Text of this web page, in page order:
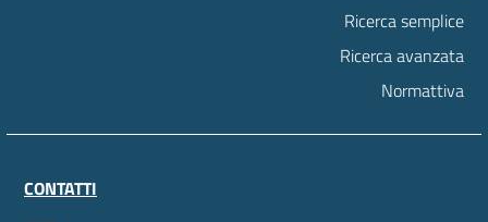
Ricerca semplice
Ricerca avanzata
Normattiva
CONTATTI